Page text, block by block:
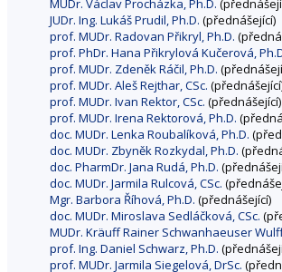
MUDr. Václav Procházka, Ph.D.
JUDr. Ing. Lukáš Prudil, Ph.D. (přednášející)
prof. MUDr. Radovan Přikryl, Ph.D.
prof. PhDr. Hana Přikrylová Kučerová,
prof. MUDr. Zdeněk Ráčil, Ph.D.
prof. MUDr. Aleš Rejthar, CSc.
prof. MUDr. Ivan Rektor, CSc. (přednášející)
prof. MUDr. Irena Rektorová, Ph.D.
doc. MUDr. Lenka Roubalíková, Ph.D.
doc. MUDr. Zbyněk Rozkydal, Ph.D.
doc. PharmDr. Jana Rudá, Ph.D.
doc. MUDr. Jarmila Rulcová, CSc.
Mgr. Barbora Říhová, Ph.D. (přednášející)
doc. MUDr. Miroslava Sedláčková, CSc.
MUDr. Kräuff Rainer Schwanhaeuser
prof. Ing. Daniel Schwarz, Ph.D.
prof. MUDr. Jarmila Siegelová, DrSc.